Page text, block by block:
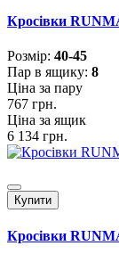
Кросівки
Розмiр: 40-45
Пар в ящику: 8
Ціна за пару
767 грн.
Ціна за ящик
6 134 грн.
Купити
Кросівки